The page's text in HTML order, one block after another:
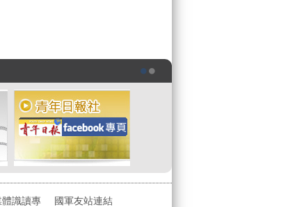
識讀專
國軍友站連結